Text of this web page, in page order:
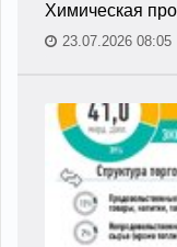
Химическая
23.07.2026 08:05